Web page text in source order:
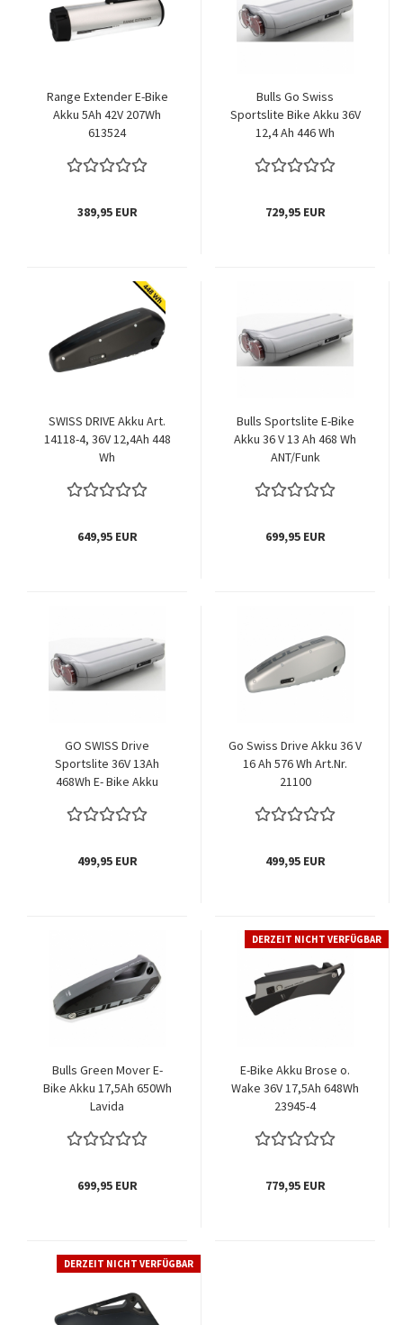
Range Extender E-Bike
Akku 5Ah 42V 207Wh
613524
389,95 EUR
Bulls Go Swiss
Sportslite Bike Akku 36V
12,4 Ah 446 Wh
729,95 EUR
SWISS DRIVE Akku Art.
14118-4, 36V 12,4Ah 448
Wh
649,95 EUR
Bulls Sportslite E-Bike
Akku 36 V 13 Ah 468 Wh
ANT/Funk
699,95 EUR
GO SWISS Drive
Sportslite 36V 13Ah
468Wh E- Bike Akku
499,95 EUR
Go Swiss Drive Akku 36 V
16 Ah 576 Wh Art.Nr.
21100
499,95 EUR
Bulls Green Mover E-
Bike Akku 17,5Ah 650Wh
Lavida
699,95 EUR
DERZEIT NICHT VERFÜGBAR
E-Bike Akku Brose o.
Wake 36V 17,5Ah 648Wh
23945-4
779,95 EUR
DERZEIT NICHT VERFÜGBAR